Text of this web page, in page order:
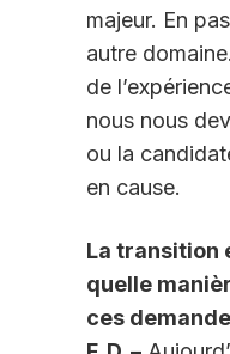
majeur. En
autre
de
nous nous
ou la
en cause.
La transition
quelle
ces